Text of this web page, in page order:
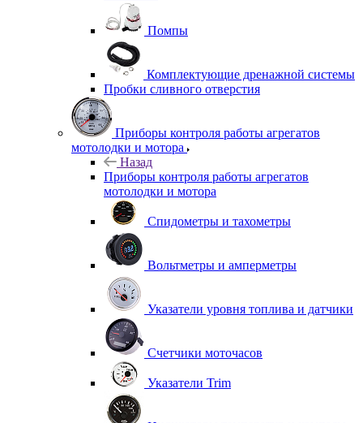
Помпы
Комплектующие дренажной системы
Пробки сливного отверстия
Приборы контроля работы агрегатов
мотолодки и мотора
Назад
Приборы контроля работы агрегатов
мотолодки и мотора
Спидометры и тахометры
Вольтметры и амперметры
Указатели уровня топлива и датчики
Счетчики моточасов
Указатели Trim